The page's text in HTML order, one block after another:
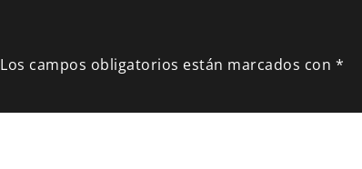
Los campos obligatorios están marcados con *